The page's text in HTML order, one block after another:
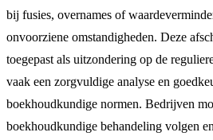
bij fusies, overnames of
onvoorziene omstandigheden. Deze
toegepast als uitzondering op de
vaak een zorgvuldige analyse en
boekhoudkundige normen. Bedrijven
boekhoudkundige behandeling volgen